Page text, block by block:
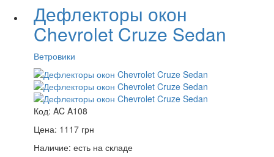
Дефлекторы окон
Chevrolet Cruze Sedan
Ветровики
Код: AC A108
Цена: 1117 грн
Наличие: есть на складе